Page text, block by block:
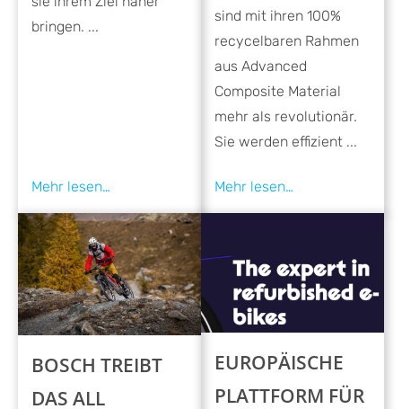
bringen. ...
sind mit ihren 100%
recycelbaren Rahmen
aus Advanced
Composite Material
mehr als revolutionär.
Sie werden effizient ...
BOSCH TREIBT
DAS ALL
EUROPÄISCHE
PLATTFORM FÜR